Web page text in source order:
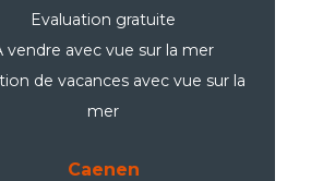
Evaluation gratuite
vendre avec vue sur la mer
de vacances avec vue sur la
mer
Caenen